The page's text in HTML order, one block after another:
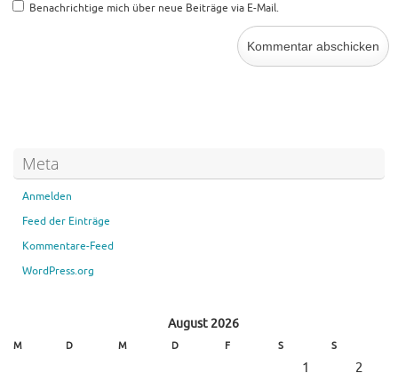
Benachrichtige mich über neue Beiträge via E-Mail.
Meta
Anmelden
Feed der Einträge
Kommentare-Feed
WordPress.org
August 2026
M D M D F S S
1 2